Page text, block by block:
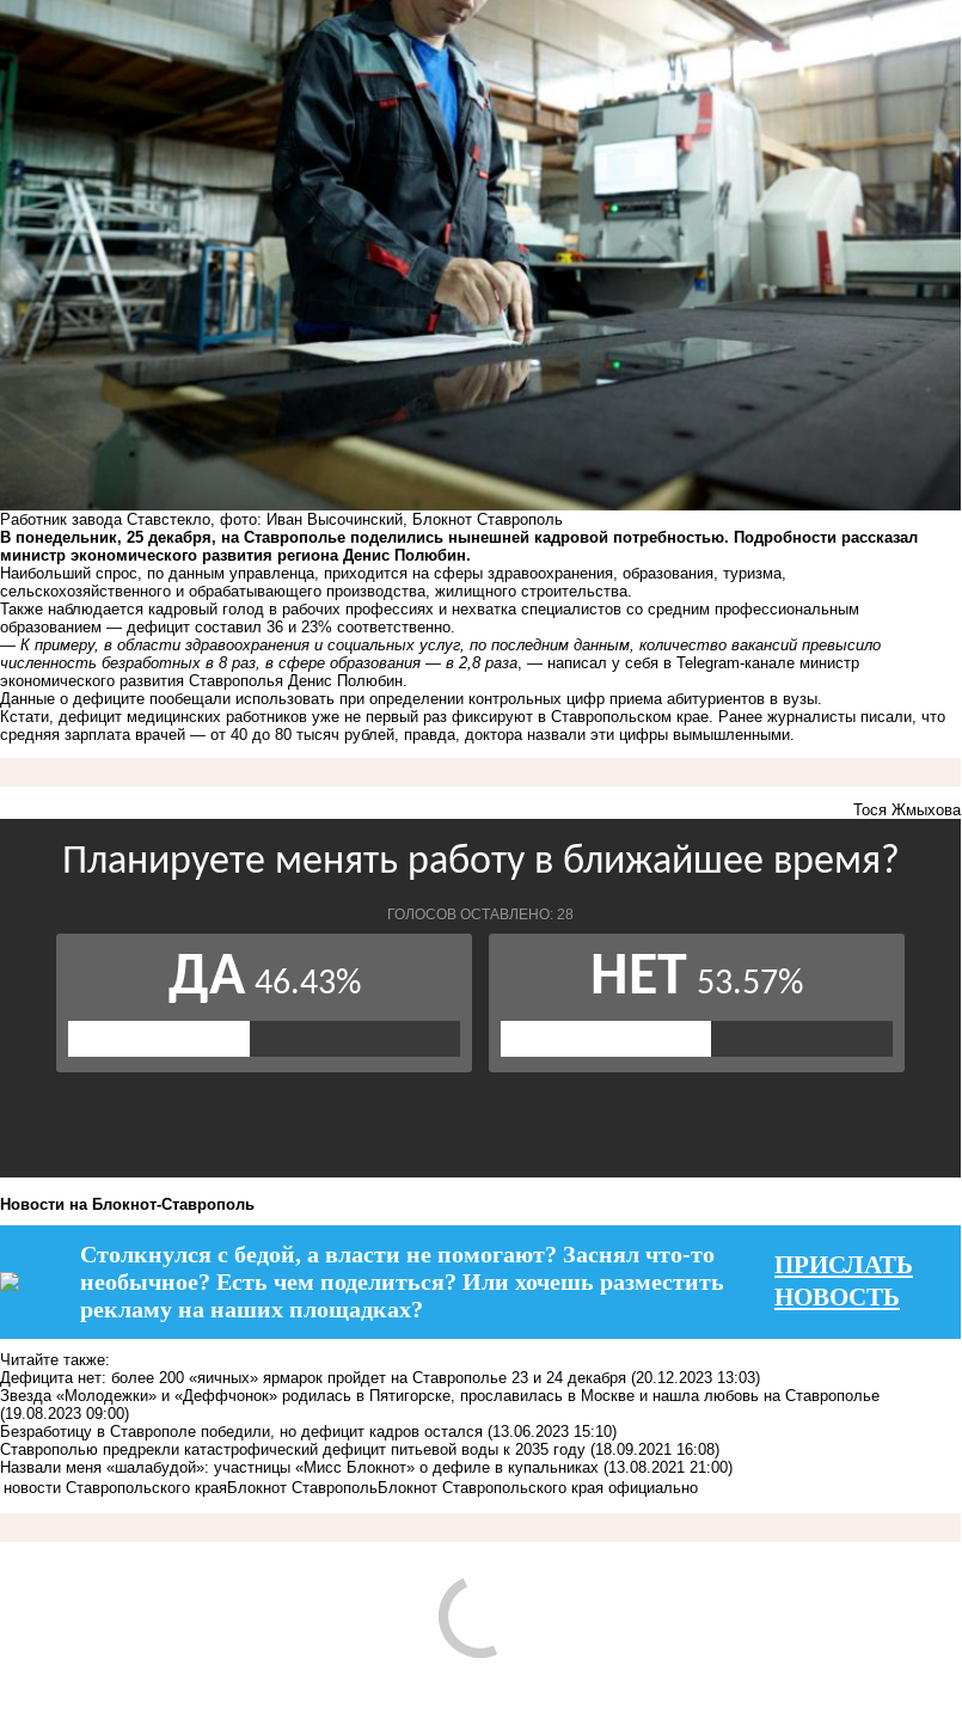
Работник завода Ставстекло, фото: Иван Высочинский, Блокнот Ставрополь
В понедельник, 25 декабря, на Ставрополье поделились нынешней кадровой потребностью. Подробности рассказал
министр экономического развития региона Денис Полюбин.
Наибольший спрос, по данным управленца, приходится на сферы здравоохранения, образования, туризма,
сельскохозяйственного и обрабатывающего производства, жилищного строительства.
Также наблюдается кадровый голод в рабочих профессиях и нехватка специалистов со средним профессиональным
образованием — дефицит составил 36 и 23% соответственно.
— К примеру, в области здравоохранения и социальных услуг, по последним данным, количество вакансий превысило
численность безработных в 8 раз, в сфере образования — в 2,8 раза , — написал у себя в Telegram-канале министр
экономического развития Ставрополья Денис Полюбин.
Данные о дефиците пообещали использовать при определении контрольных цифр приема абитуриентов в вузы.
Кстати, дефицит медицинских работников уже не первый раз фиксируют в Ставропольском крае. Ранее журналисты писали, что
средняя зарплата врачей — от 40 до 80 тысяч рублей, правда, доктора назвали эти цифры вымышленными.
Тося Жмыхова
Новости на Блoкнoт-Ставрополь
Столкнулся с бедой, а власти не помогают? Заснял что-то
необычное? Есть чем поделиться? Или хочешь разместить
рекламу на наших площадках?
ПРИСЛАТЬ
НОВОСТЬ
Читайте также:
Дефицита нет: более 200 «яичных» ярмарок пройдет на Ставрополье 23 и 24 декабря (20.12.2023 13:03)
Звезда «Молодежки» и «Деффчонок» родилась в Пятигорске, прославилась в Москве и нашла любовь на Ставрополье
(19.08.2023 09:00)
Безработицу в Ставрополе победили, но дефицит кадров остался (13.06.2023 15:10)
Ставрополью предрекли катастрофический дефицит питьевой воды к 2035 году (18.09.2021 16:08)
Назвали меня «шалабудой»: участницы «Мисс Блокнот» о дефиле в купальниках (13.08.2021 21:00)
новости Ставропольского краяБлокнот СтавропольБлокнот Ставропольского края официально